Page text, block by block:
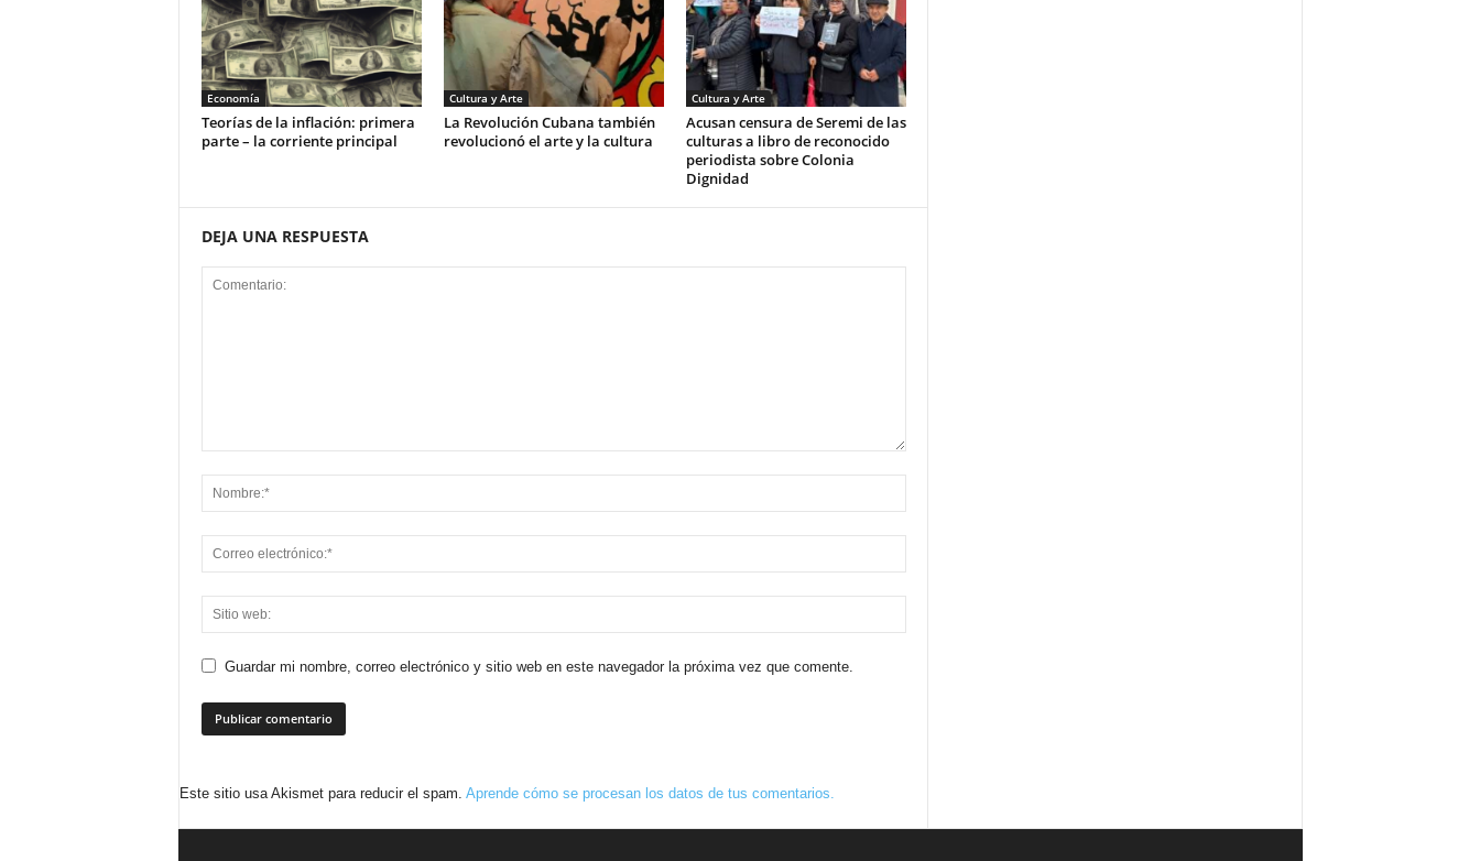
Economía
Teorías de la inflación: primera
parte – la corriente principal
Cultura y Arte
La Revolución Cubana también
revolucionó el arte y la cultura
Cultura y Arte
Acusan censura de Seremi de las
culturas a libro de reconocido
periodista sobre Colonia
Dignidad
DEJA UNA RESPUESTA
Guardar mi nombre, correo electrónico y sitio web en este navegador la próxima vez que comente.
Este sitio usa Akismet para reducir el spam. Aprende cómo se procesan los datos de tus comentarios.